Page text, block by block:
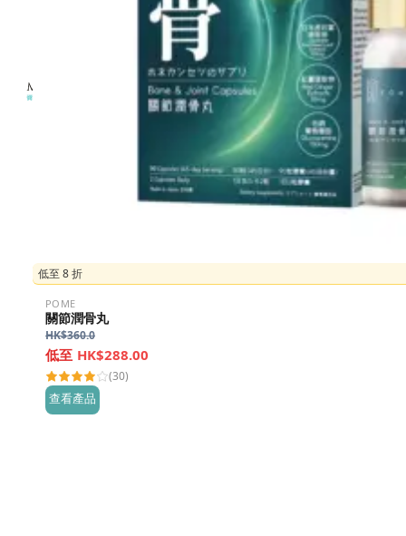
低至 8 折
POME
關節潤骨丸
HK$360.0
HK$288.00
(30)
查看產品